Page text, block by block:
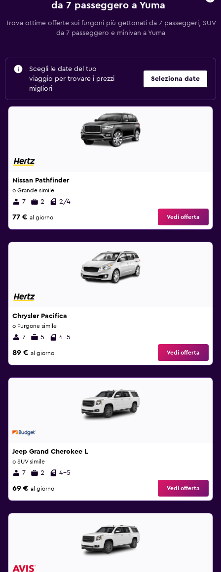
da 7 passeggero a Yuma
Trova ottime offerte sui furgoni più gettonati da 7 passeggeri, SUV
da 7 passeggero e minivan a Yuma
Scegli le date del tuo
viaggio per trovare i prezzi
migliori
Seleziona date
Nissan Pathfinder
o Grande simile
7 2 2/4
77 € al giorno Vedi offerta
Chrysler Pacifica
o Furgone simile
7 5 4-5
89 € al giorno Vedi offerta
Jeep Grand Cherokee L
o SUV simile
7 2 4-5
69 € al giorno Vedi offerta